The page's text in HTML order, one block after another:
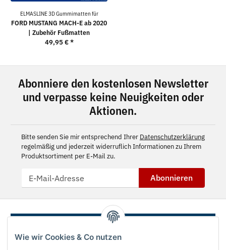
Wie wir Cookies & Co nutzen
ELMASLINE 3D Gummimatten für
FORD MUSTANG MACH-E ab 2020
| Zubehör Fußmatten
49,95 €*
Abonniere den kostenlosen Newsletter
und verpasse keine Neuigkeiten oder
Aktionen.
Bitte senden Sie mir entsprechend Ihrer Datenschutzerklärung
regelmäßig und jederzeit widerruflich Informationen zu Ihrem
Produktsortiment per E-Mail zu.
Abonnieren